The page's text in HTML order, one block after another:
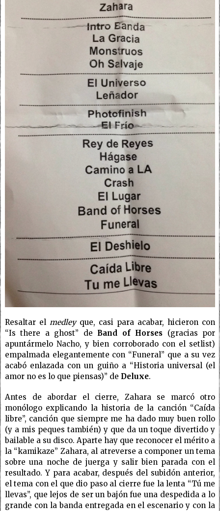
Resaltar el medleyque, casi para acabar, hicieron con
“Is there a ghost” de Band of Horses (gracias por
apuntármelo Nacho, y bien corroborado con el setlist)
empalmada elegantemente con “Funeral” que a su vez
acabó enlazada con un guiño a “Historia universal (el
amor no es lo que piensas)” de Deluxe.
Antes de abordar el cierre, Zahara se marcó otro
monólogo explicando la historia de la canción “Caída
libre”, canción que siempre me ha dado muy buen rollo
(y a mis peques también) y que da un toque divertido y
bailable a su disco. Aparte hay que reconocer el mérito a
la “kamikaze” Zahara, al atreverse a componer un tema
sobre una noche de juerga y salir bien parada con el
resultado. Y para acabar, después del subidón anterior,
el tema con el que dio paso al cierre fue la lenta “Tú me
llevas”, que lejos de ser un bajón fue una despedida a lo
grande con la banda entregada en el escenario y con la